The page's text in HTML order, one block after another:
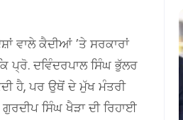
ਵਾਲੇ ਕੈਦੀਆਂ ’ਤੇ ਸਰਕਾਰਾਂ
ਪ੍ਰੋ. ਦਵਿੰਦਰਪਾਲ ਸਿੰਘ ਭੁੱਲਰ
ਹੈ, ਪਰ ਉਥੋਂ ਦੇ ਮੁੱਖ ਮੰਤਰੀ
ਸਿੰਘ ਖੈੜਾ ਦੀ ਰਿਹਾਈ